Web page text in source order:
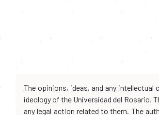
The opinions, ideas, and any
ideology of the Universidad del Rosario.
any legal action related to them. The